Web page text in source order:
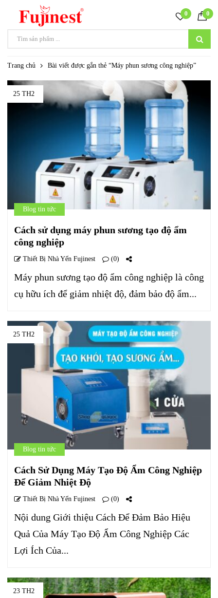
0 0
Trang chủ Bài viết được gắn thẻ “Máy phun sương công nghiệp”
25 TH2
Blog tin tức
Cách sử dụng máy phun sương tạo độ ẩm
công nghiệp
Thiết Bị Nhà Yến Fujinest (0)
Máy phun sương tạo độ ẩm công nghiệp là công
cụ hữu ích để giảm nhiệt độ, đảm bảo độ ẩm...
25 TH2
Blog tin tức
Cách Sử Dụng Máy Tạo Độ Ẩm Công Nghiệp
Để Giảm Nhiệt Độ
Thiết Bị Nhà Yến Fujinest (0)
Nội dung Giới thiệu Cách Để Đảm Bảo Hiệu
Quả Của Máy Tạo Độ Ẩm Công Nghiệp Các
Lợi Ích Của...
23 TH2